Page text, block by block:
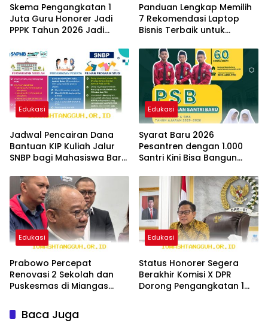
Skema Pengangkatan 1
Juta Guru Honorer Jadi
PPPK Tahun 2026 Jadi
Panduan Lengkap Memilih
7 Rekomendasi Laptop
Bisnis Terbaik untuk
Edukasi
Jadwal Pencairan Dana
Bantuan KIP Kuliah Jalur
SNBP bagi Mahasiswa Baru
Edukasi
Syarat Baru 2026
Pesantren dengan 1.000
Santri Kini Bisa Bangun
Edukasi
Prabowo Percepat
Renovasi 2 Sekolah dan
Puskesmas di Miangas
2026
Edukasi
Status Honorer Segera
Berakhir Komisi X DPR
Dorong Pengangkatan 1
Baca Juga